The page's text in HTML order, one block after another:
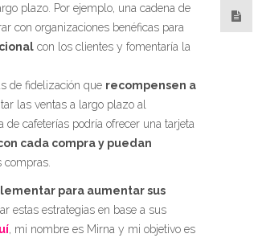
plazo. Por ejemplo, una cadena de
con organizaciones benéficas para
con los clientes y fomentaría la
de fidelización que recompensen a
las ventas a largo plazo al
cafeterías podría ofrecer una tarjeta
cada compra y puedan
compras.
para aumentar sus
estas estrategias en base a sus
, mi nombre es Mirna y mi objetivo es